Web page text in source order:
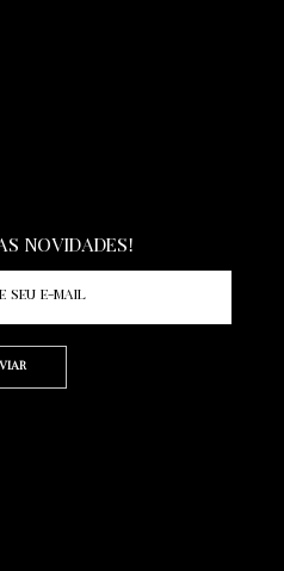
novidades!